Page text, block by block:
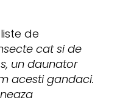
de
cat si de
un daunator
acesti gandaci.